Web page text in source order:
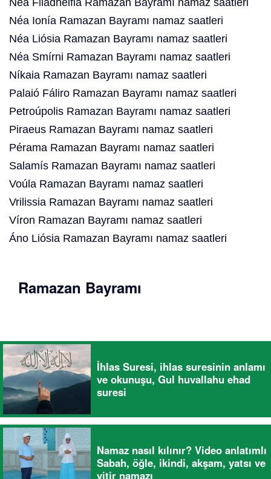
Néa Filadhélfia Ramazan Bayramı namaz saatleri
Néa Ionía Ramazan Bayramı namaz saatleri
Néa Liósia Ramazan Bayramı namaz saatleri
Néa Smírni Ramazan Bayramı namaz saatleri
Níkaia Ramazan Bayramı namaz saatleri
Palaió Fáliro Ramazan Bayramı namaz saatleri
Petroúpolis Ramazan Bayramı namaz saatleri
Piraeus Ramazan Bayramı namaz saatleri
Pérama Ramazan Bayramı namaz saatleri
Salamís Ramazan Bayramı namaz saatleri
Voúla Ramazan Bayramı namaz saatleri
Vrilissia Ramazan Bayramı namaz saatleri
Víron Ramazan Bayramı namaz saatleri
Áno Liósia Ramazan Bayramı namaz saatleri
Ramazan Bayramı
İhlas Suresi, ihlas suresinin anlamı
ve okunuşu, Gul huvallahu ehad
suresi
Namaz nasıl kılınır? Video anlatımlı
Sabah, öğle, ikindi, akşam, yatsı ve
vitir namazı